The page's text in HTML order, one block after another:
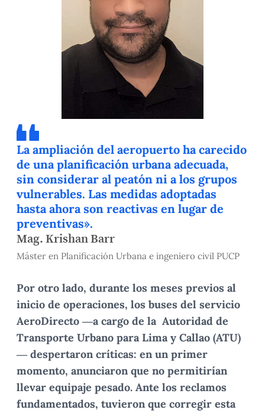
La ampliación del aeropuerto ha carecido
de una planificación urbana adecuada,
sin considerar al peatón ni a los grupos
vulnerables. Las medidas adoptadas
hasta ahora son reactivas en lugar de
preventivas».
Mag. Krishan Barr
Máster en Planificación Urbana e ingeniero civil PUCP
Por otro lado, durante los meses previos al
inicio de operaciones, los buses del servicio
AeroDirecto —a cargo de la Autoridad de
Transporte Urbano para Lima y Callao (ATU)
— despertaron críticas: en un primer
momento, anunciaron que no permitirían
llevar equipaje pesado. Ante los reclamos
fundamentados, tuvieron que corregir esta